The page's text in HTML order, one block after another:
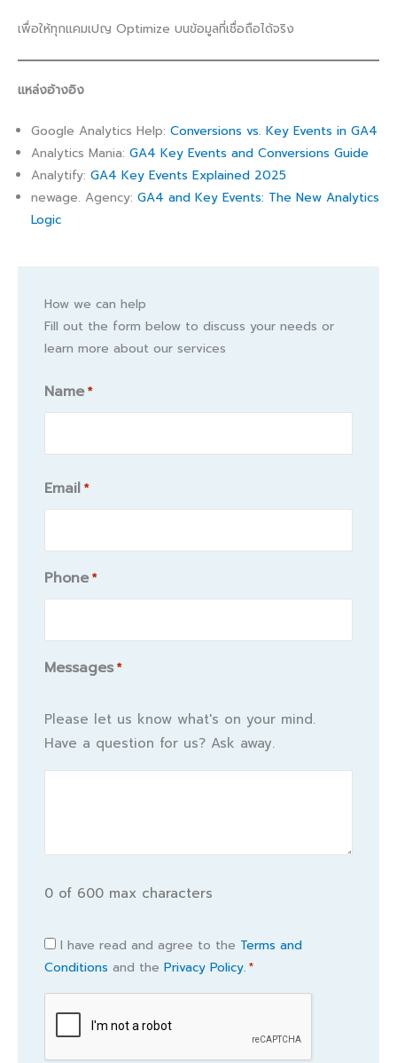
เพื่อให้ทุกแคมเปญ Optimize บนข้อมูลที่เชื่อถือได้จริง
แหล่งอ้างอิง
Google Analytics Help: Conversions vs. Key Events in GA4
Analytics Mania: GA4 Key Events and Conversions Guide
Analytify: GA4 Key Events Explained 2025
newage. Agency: GA4 and Key Events: The New Analytics
Logic
How we can help
Fill out the form below to discuss your needs or
learn more about our services
Name *
Name
Email *
Phone *
Messages *
Please let us know what's on your mind.
Have a question for us? Ask away.
0 of 600 max characters
Consent
*
I have read and agree to the Terms and
Conditions and the Privacy Policy. *